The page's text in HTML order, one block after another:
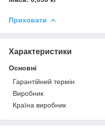
Приховати
Характеристики
Основні
Гарантійний термін
Виробник
Країна виробник